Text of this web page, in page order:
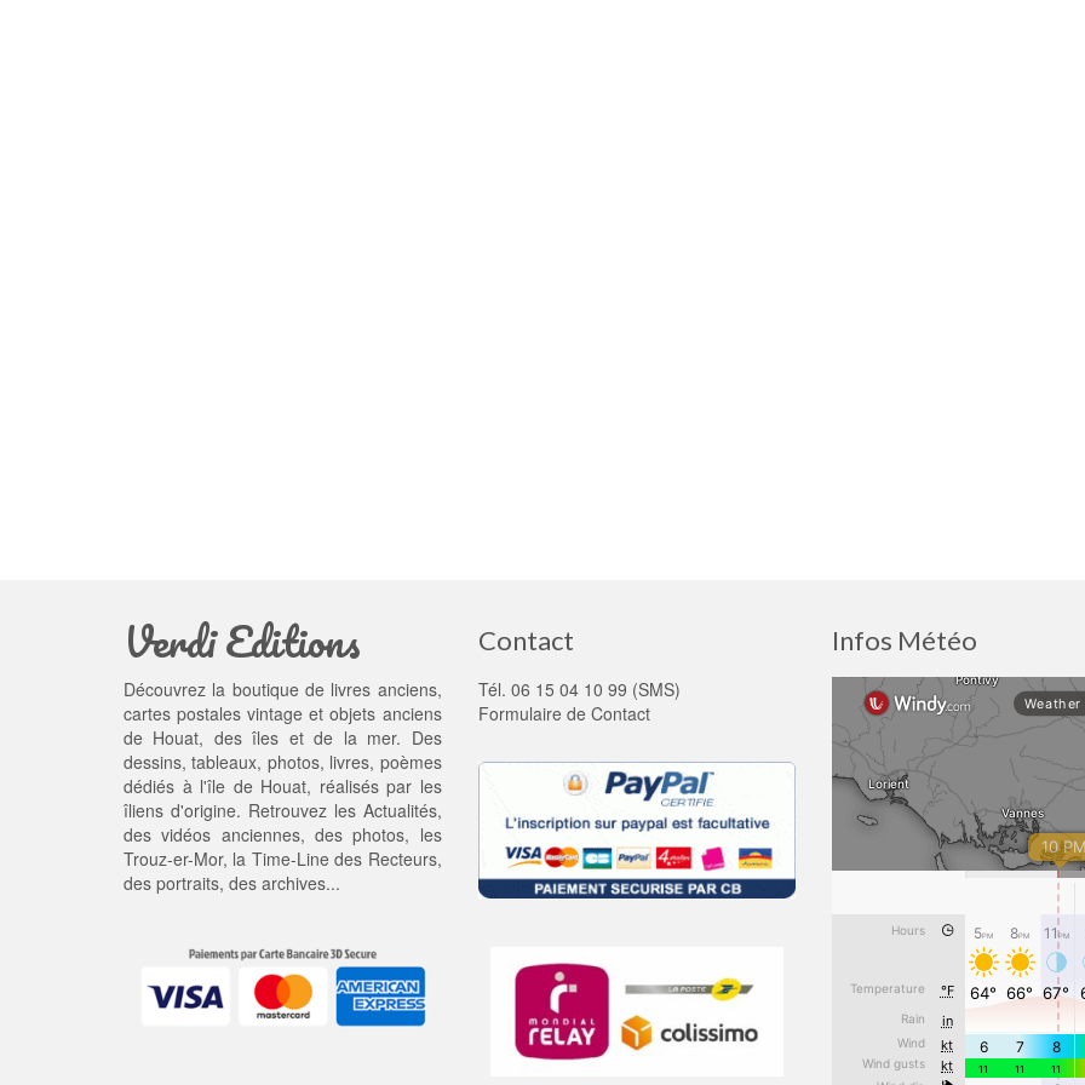
Verdi Editions
Découvrez la boutique de livres anciens,
cartes postales vintage et objets anciens
de Houat, des îles et de la mer. Des
dessins, tableaux, photos, livres, poèmes
dédiés à l'île de Houat, réalisés par les
îliens d'origine. Retrouvez les Actualités,
desvidéos anciennes, desphotos, les
Trouz-er-Mor, la Time-Line des Recteurs,
des portraits, des archives...
Contact
Tél. 06 15 04 10 99 (SMS)
Formulaire de Contact
Infos Météo